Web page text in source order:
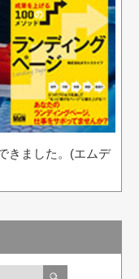
きました。(エムデ